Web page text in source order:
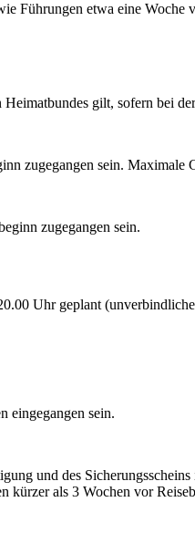
Führungen etwa eine
gilt, sofern bei
zugegangen sein. Maximale
zugegangen sein.
Uhr geplant
eingegangen sein.
und des
als 3 Wochen vor